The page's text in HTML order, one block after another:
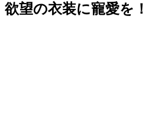
欲望の衣装に寵愛を